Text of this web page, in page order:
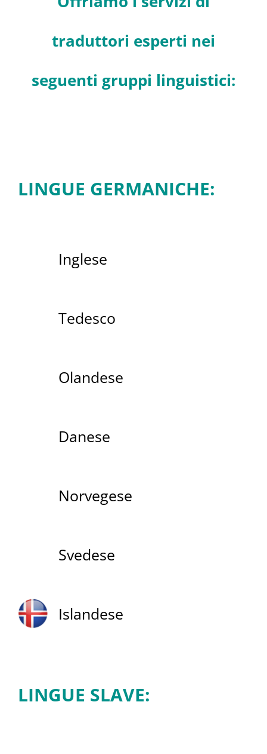
traduttori esperti nei
seguenti gruppi linguistici:
LINGUE GERMANICHE:
Inglese
Tedesco
Olandese
Danese
Norvegese
Svedese
Islandese
LINGUE SLAVE: